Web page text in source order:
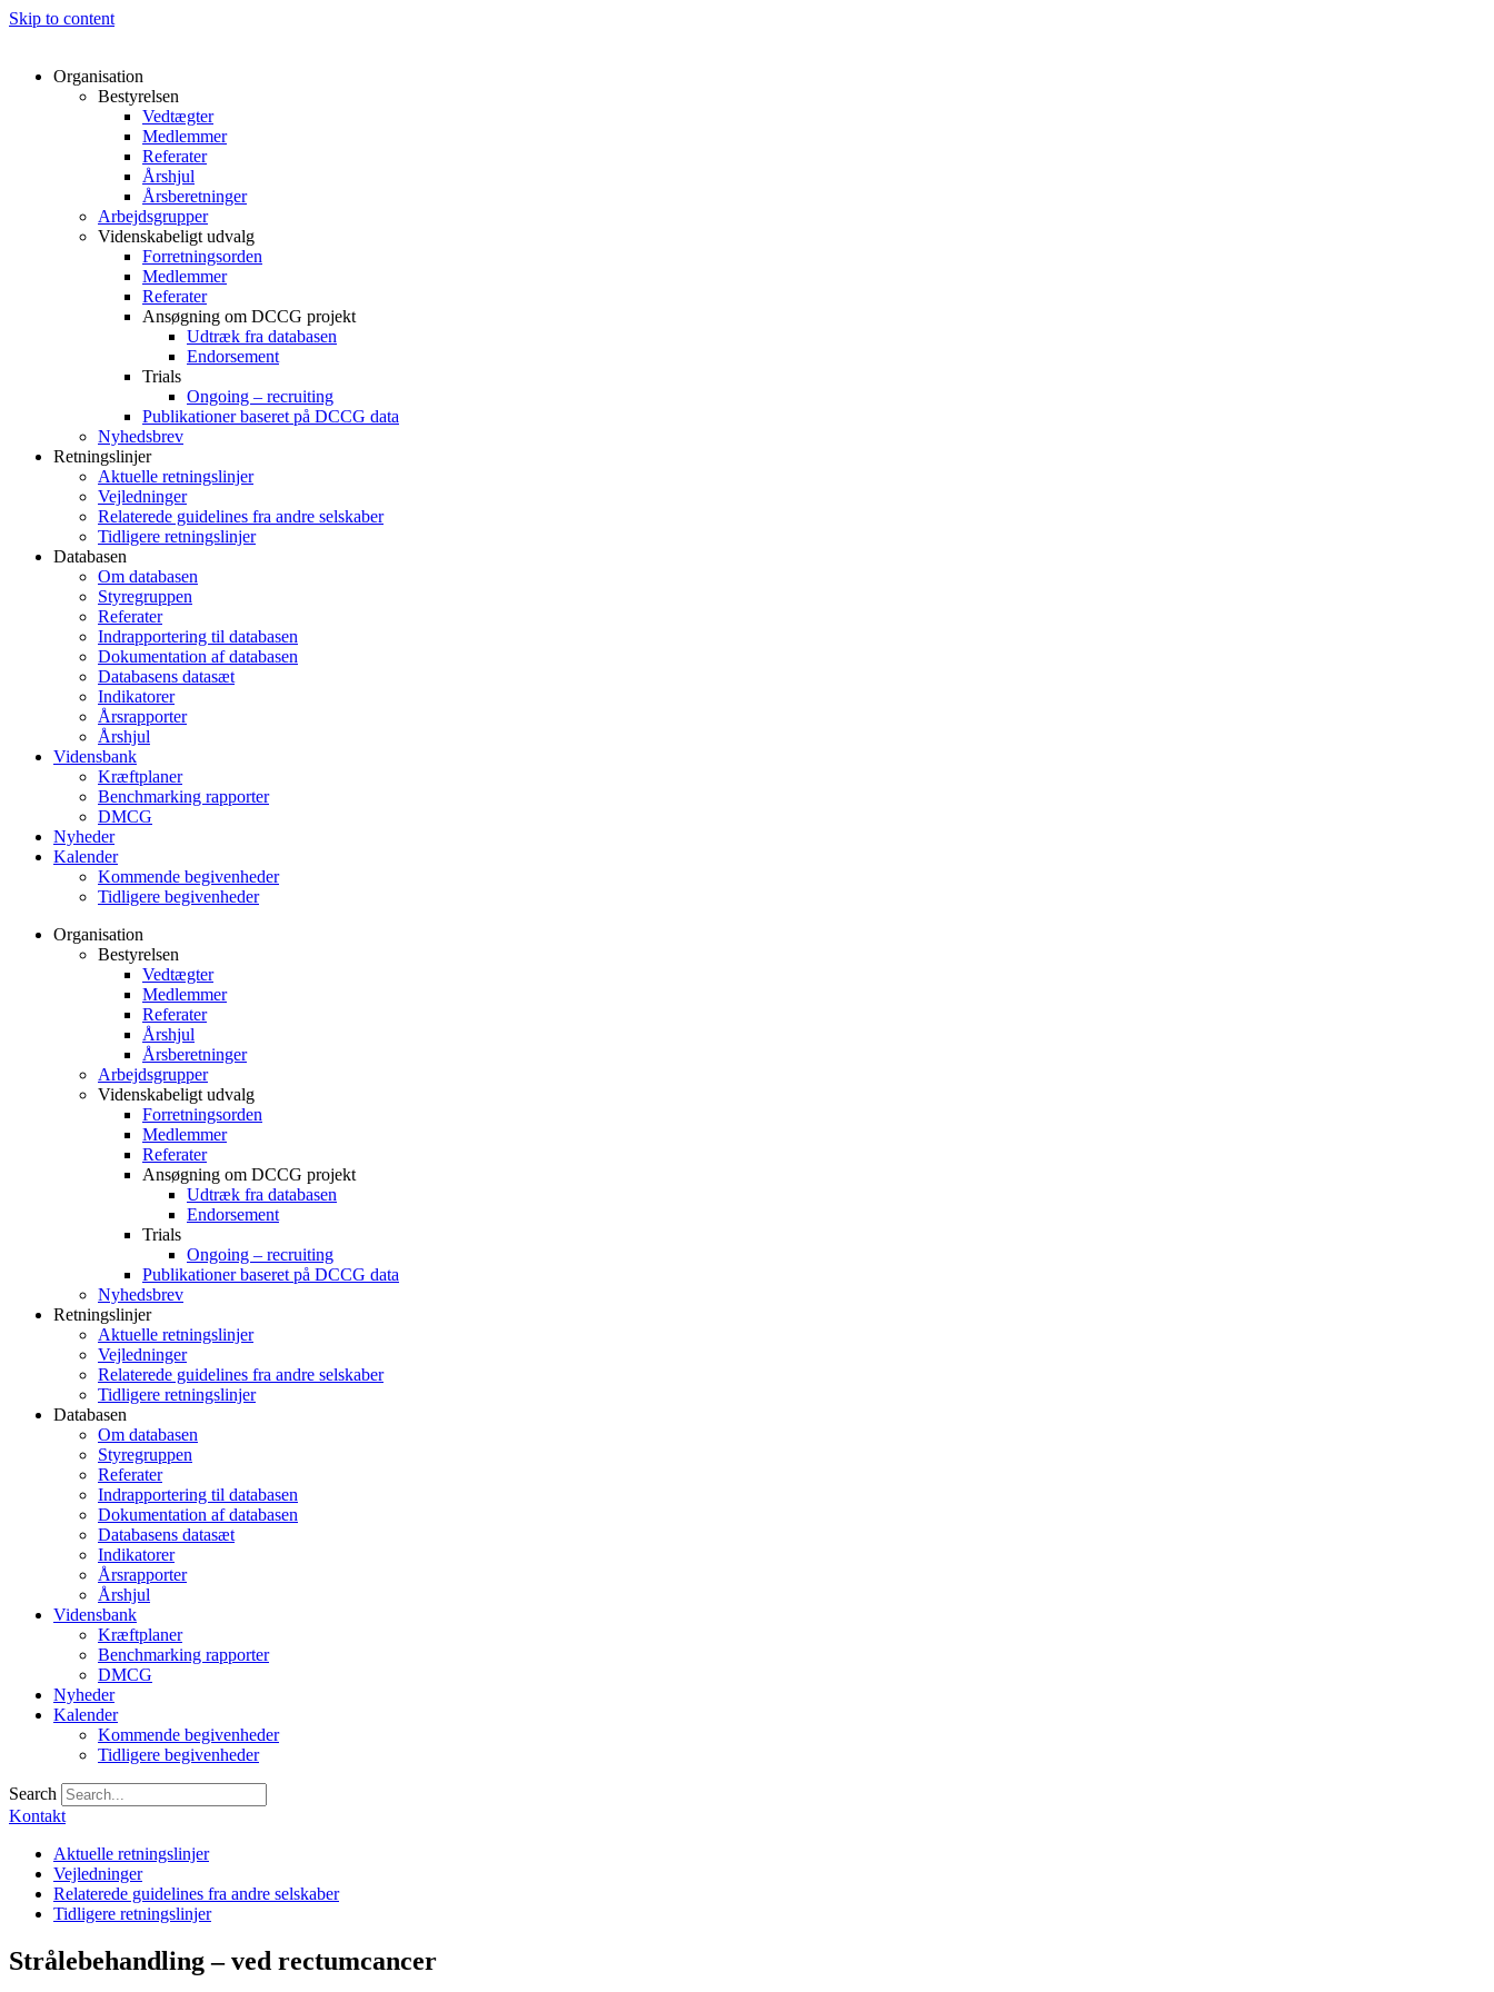
Skip to content
Organisation
Bestyrelsen
Vedtægter
Medlemmer
Referater
Årshjul
Årsberetninger
Arbejdsgrupper
Videnskabeligt udvalg
Forretningsorden
Medlemmer
Referater
Ansøgning om DCCG projekt
Udtræk fra databasen
Endorsement
Trials
Ongoing – recruiting
Publikationer baseret på DCCG data
Nyhedsbrev
Retningslinjer
Aktuelle retningslinjer
Vejledninger
Relaterede guidelines fra andre selskaber
Tidligere retningslinjer
Databasen
Om databasen
Styregruppen
Referater
Indrapportering til databasen
Dokumentation af databasen
Databasens datasæt
Indikatorer
Årsrapporter
Årshjul
Vidensbank
Kræftplaner
Benchmarking rapporter
DMCG
Nyheder
Kalender
Kommende begivenheder
Tidligere begivenheder
Organisation
Bestyrelsen
Vedtægter
Medlemmer
Referater
Årshjul
Årsberetninger
Arbejdsgrupper
Videnskabeligt udvalg
Forretningsorden
Medlemmer
Referater
Ansøgning om DCCG projekt
Udtræk fra databasen
Endorsement
Trials
Ongoing – recruiting
Publikationer baseret på DCCG data
Nyhedsbrev
Retningslinjer
Aktuelle retningslinjer
Vejledninger
Relaterede guidelines fra andre selskaber
Tidligere retningslinjer
Databasen
Om databasen
Styregruppen
Referater
Indrapportering til databasen
Dokumentation af databasen
Databasens datasæt
Indikatorer
Årsrapporter
Årshjul
Vidensbank
Kræftplaner
Benchmarking rapporter
DMCG
Nyheder
Kalender
Kommende begivenheder
Tidligere begivenheder
Search
Kontakt
Aktuelle retningslinjer
Vejledninger
Relaterede guidelines fra andre selskaber
Tidligere retningslinjer
Strålebehandling – ved rectumcancer